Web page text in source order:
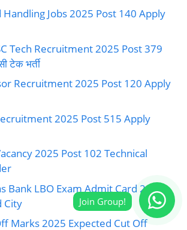
Jobs 2025 Post 140 Apply
Tech Recruitment 2025 Post 379
टेक भर्ती
Recruitment 2025 Post 120 Apply
2025 Post 515 Apply
2025 Post 102 Technical
Bank LBO Exam Admit Card 2025
City
Marks 2025 Expected Cut Off